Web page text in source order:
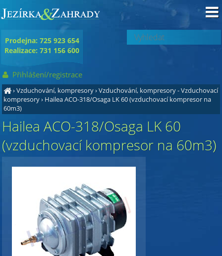
›Vzduchování, kompresory›Vzduchování, kompresory - Vzduchovací
kompresory› Hailea ACO-318/Osaga LK 60 (vzduchovací kompresor na
60m3)
Hailea ACO-318/Osaga LK 60
(vzduchovací kompresor na 60m3)
Prodejna: 725 923 654
Realizace: 731 156 600
Přihlášení/registrace